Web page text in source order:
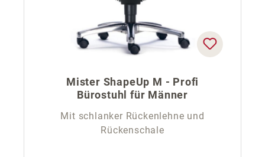
Mister ShapeUp M - Profi
Bürostuhl für Männer
Mit schlanker Rückenlehne und
Rückenschale